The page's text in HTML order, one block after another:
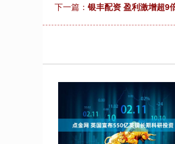
下一篇： 银丰配资 盈利激增超9